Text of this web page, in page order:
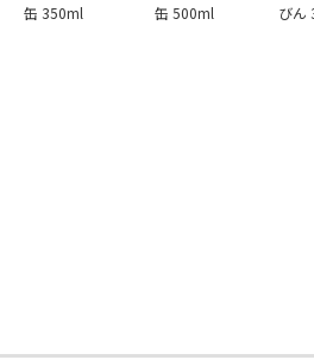
缶 350ml 缶 500ml びん